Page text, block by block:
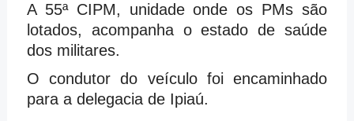
A 55ª CIPM, unidade onde os PMs são
lotados, acompanha o estado de saúde
dos militares.
O condutor do veículo foi encaminhado
para a delegacia de Ipiaú.